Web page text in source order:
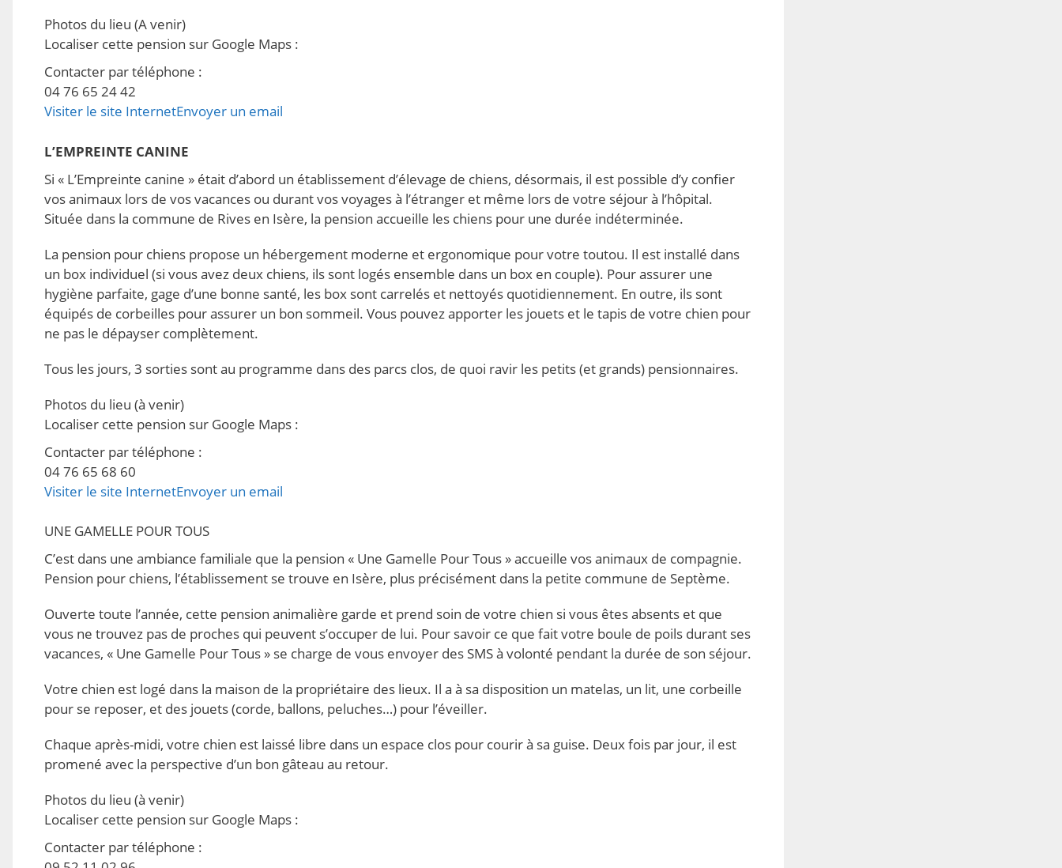
Photos du lieu (A venir)
Localiser cette pension sur Google Maps :
Contacter par téléphone :
04 76 65 24 42
Visiter le site InternetEnvoyer un email
L’EMPREINTE CANINE
Si « L’Empreinte canine » était d’abord un établissement d’élevage de chiens, désormais, il est possible d’y confier
vos animaux lors de vos vacances ou durant vos voyages à l’étranger et même lors de votre séjour à l’hôpital.
Située dans la commune de Rives en Isère, la pension accueille les chiens pour une durée indéterminée.
La pension pour chiens propose un hébergement moderne et ergonomique pour votre toutou. Il est installé dans
un box individuel (si vous avez deux chiens, ils sont logés ensemble dans un box en couple). Pour assurer une
hygiène parfaite, gage d’une bonne santé, les box sont carrelés et nettoyés quotidiennement. En outre, ils sont
équipés de corbeilles pour assurer un bon sommeil. Vous pouvez apporter les jouets et le tapis de votre chien pour
ne pas le dépayser complètement.
Tous les jours, 3 sorties sont au programme dans des parcs clos, de quoi ravir les petits (et grands) pensionnaires.
Photos du lieu (à venir)
Localiser cette pension sur Google Maps :
Contacter par téléphone :
04 76 65 68 60
Visiter le site InternetEnvoyer un email
UNE GAMELLE POUR TOUS
C’est dans une ambiance familiale que la pension « Une Gamelle Pour Tous » accueille vos animaux de compagnie.
Pension pour chiens, l’établissement se trouve en Isère, plus précisément dans la petite commune de Septème.
Ouverte toute l’année, cette pension animalière garde et prend soin de votre chien si vous êtes absents et que
vous ne trouvez pas de proches qui peuvent s’occuper de lui. Pour savoir ce que fait votre boule de poils durant ses
vacances, « Une Gamelle Pour Tous » se charge de vous envoyer des SMS à volonté pendant la durée de son séjour.
Votre chien est logé dans la maison de la propriétaire des lieux. Il a à sa disposition un matelas, un lit, une corbeille
pour se reposer, et des jouets (corde, ballons, peluches…) pour l’éveiller.
Chaque après-midi, votre chien est laissé libre dans un espace clos pour courir à sa guise. Deux fois par jour, il est
promené avec la perspective d’un bon gâteau au retour.
Photos du lieu (à venir)
Localiser cette pension sur Google Maps :
Contacter par téléphone :